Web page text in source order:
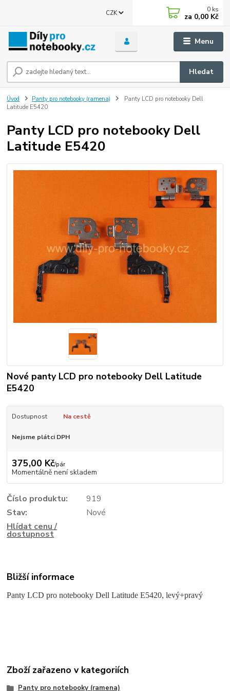
Menu
CZK
Hledat
0 ks
za 0,00 Kč
Úvod Panty pro notebooky (ramena)
Panty LCD pro notebooky Dell
Latitude E5420
Panty LCD pro notebooky Dell
Latitude E5420
Nové panty LCD pro notebooky Dell Latitude
E5420
Dostupnost Na cestě
Nejsme plátci DPH
375,00 Kč/pár
Momentálně není skladem
Číslo produktu:
919
Stav:
Nové
Hlídat cenu /
dostupnost
Bližší informace
Panty LCD pro notebooky Dell Latitude E5420, levý+pravý
Zboží zařazeno v kategoriích
Panty pro notebooky (ramena)